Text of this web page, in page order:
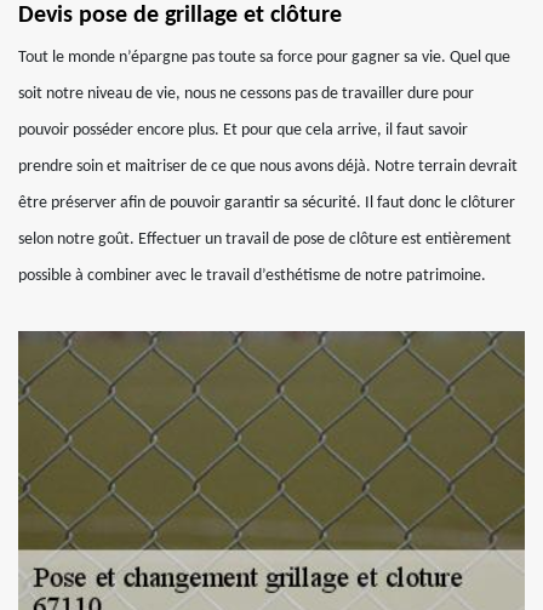
Devis pose de grillage et clôture
Tout le monde n’épargne pas toute sa force pour gagner sa vie. Quel que
soit notre niveau de vie, nous ne cessons pas de travailler dure pour
pouvoir posséder encore plus. Et pour que cela arrive, il faut savoir
prendre soin et maitriser de ce que nous avons déjà. Notre terrain devrait
être préserver afin de pouvoir garantir sa sécurité. Il faut donc le clôturer
selon notre goût. Effectuer un travail de pose de clôture est entièrement
possible à combiner avec le travail d’esthétisme de notre patrimoine.